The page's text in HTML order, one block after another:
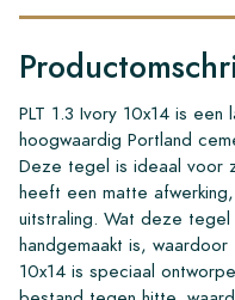
PLT 1.3 Ivory 10x14 is
hoogwaardig Portland
Deze tegel is ideaal voor
heeft een matte
uitstraling. Wat deze
handgemaakt is, waardoor
10x14 is speciaal